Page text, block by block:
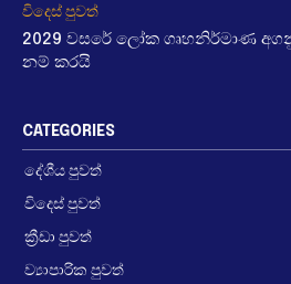
විදෙස් පුවත්
2029 වසරේ ලෝක ගෘහනිර්මාණ
නම් කරයි
CATEGORIES
දේශීය පුවත්
විදෙස් පුවත්
ක්‍රීඩා පුවත්
ව්‍යාපාරික පුවත්